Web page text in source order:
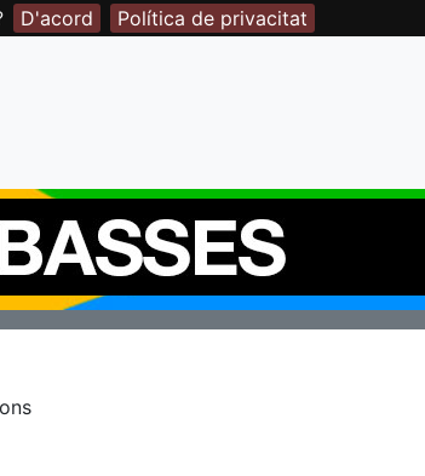
D'acord Política de privacitat